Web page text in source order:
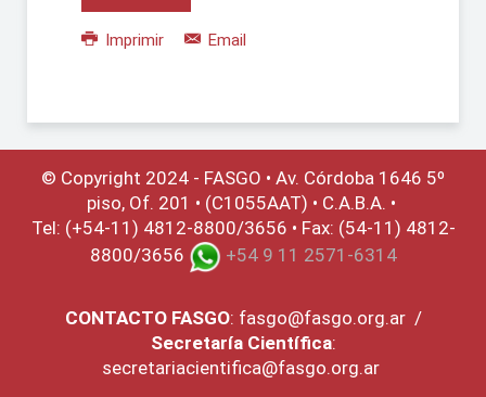
Imprimir Email
© Copyright 2024 - FASGO • Av. Córdoba 1646 5º
piso, Of. 201 • (C1055AAT) • C.A.B.A. •
Tel: (+54-11) 4812-8800/3656 • Fax: (54-11) 4812-
8800/3656
+54 9 11 2571-6314
CONTACTO FASGO: fasgo@fasgo.org.ar/
Secretaría Científica:
secretariacientifica@fasgo.org.ar